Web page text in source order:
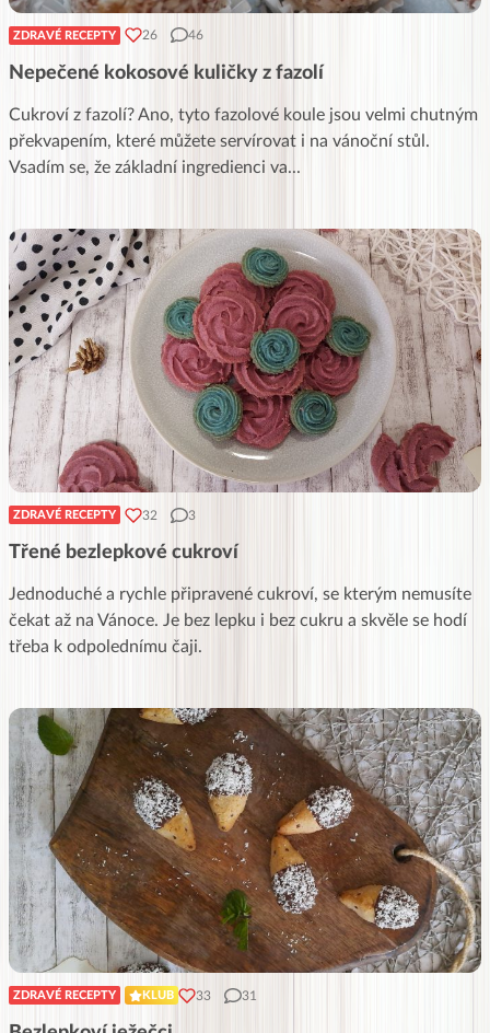
ZDRAVÉ RECEPTY 26 46
Nepečené kokosové kuličky z fazolí
Cukroví z fazolí? Ano, tyto fazolové koule jsou velmi chutným
překvapením, které můžete servírovat i na vánoční stůl.
Vsadím se, že základní ingredienci va...
ZDRAVÉ RECEPTY 32 3
Třené bezlepkové cukroví
Jednoduché a rychle připravené cukroví, se kterým nemusíte
čekat až na Vánoce. Je bez lepku i bez cukru a skvěle se hodí
třeba k odpolednímu čaji.
ZDRAVÉ RECEPTY KLUB 33 31